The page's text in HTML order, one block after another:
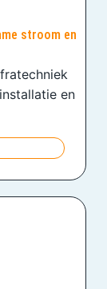
stroom en
en